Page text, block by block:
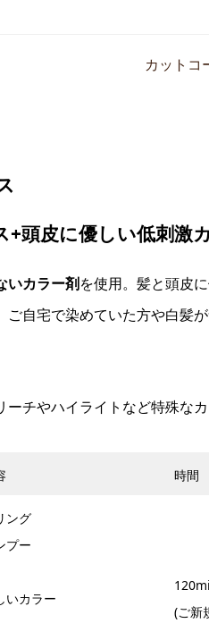
カットコ
+頭皮に優しい低刺激
いカラー剤を使用。髪と頭皮
ご自宅で染めていた方や白髪
ーチやハイライトなど特殊な
時間
ング
プー
いカラー
(ご新